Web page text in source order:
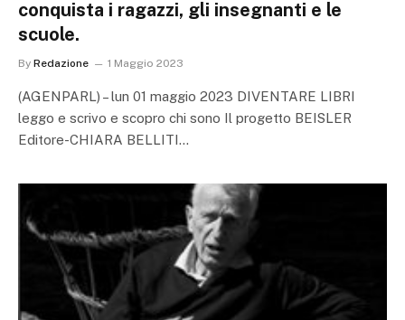
conquista i ragazzi, gli insegnanti e le
scuole.
By Redazione 1 Maggio 2023
(AGENPARL) – lun 01 maggio 2023 DIVENTARE LIBRI
leggo e scrivo e scopro chi sono Il progetto BEISLER
Editore-CHIARA BELLITI…